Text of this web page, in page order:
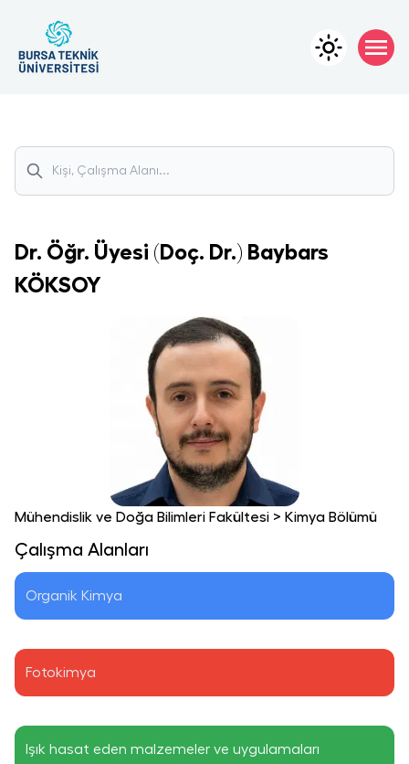
Dr. Öğr. Üyesi (Doç. Dr.) Baybars
KÖKSOY
Mühendislik ve Doğa Bilimleri Fakültesi > Kimya Bölümü
Çalışma Alanları
Organik Kimya
Fotokimya
Işık hasat eden malzemeler ve uygulamaları